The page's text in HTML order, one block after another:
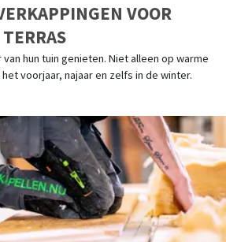
VOOR
hun tuin genieten. Niet alleen op warme
voorjaar, najaar en zelfs in de winter.